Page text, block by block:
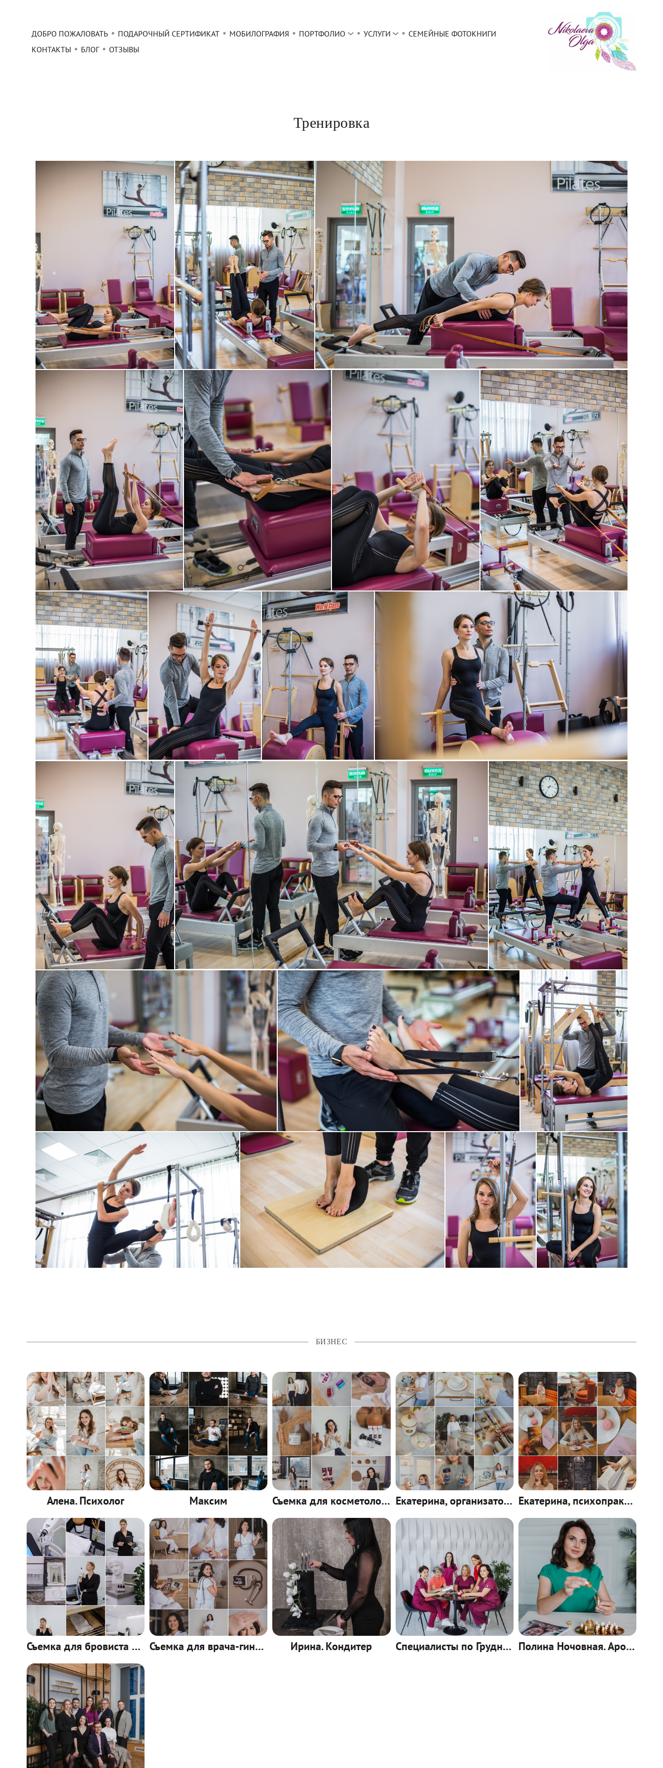
ДОБРО ПОЖАЛОВАТЬ ПОДАРОЧНЫЙ СЕРТИФИКАТ МОБИЛОГРАФИЯ ПОРТФОЛИО УСЛУГИ
СЕМЕЙНЫЕ ФОТОКНИГИ
КОНТАКТЫ
БЛОГ ОТЗЫВЫ
Тренировка
БИЗНЕС
Алена. Психолог Максим Съемка для косметолога и бровиста Оксаны Екатерина, организатор пространства Екатерина, психопрактик
Съемка для бровиста Жанны Съемка для врача-гинеколога Ирина. Кондитер Специалисты по Грудному вскармливанию.ФГБУ им. академика В. И. Кулакова Полина Ночовная. Аромадиагност